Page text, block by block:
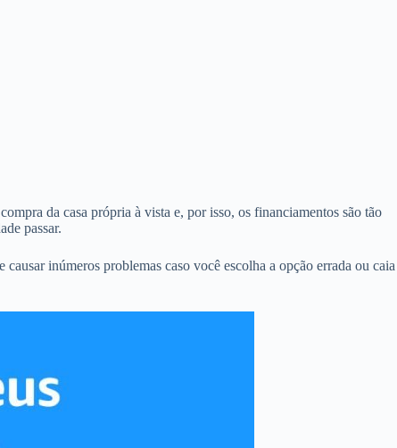
da casa própria à vista e, por isso, os financiamentos são tão
passar.
inúmeros problemas caso você escolha a opção errada ou caia